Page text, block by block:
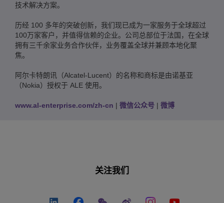
技术解决方案。
历经 100 多年的突破创新，我们现已成为一家服务于全球超过
100万家客户，并值得信赖的企业。公司总部位于法国，在全球
拥有三千余家业务合作伙伴，业务覆盖全球并兼顾本地化聚
焦。
阿尔卡特朗讯（Alcatel-Lucent）的名称和商标是由诺基亚
（Nokia）授权于 ALE 使用。
www.al-enterprise.com/zh-cn | 微信公众号 | 微博
关注我们